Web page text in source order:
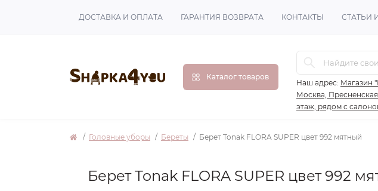
ДОСТАВКА И ОПЛАТА ГАРАНТИЯ ВОЗВРАТА КОНТАКТЫ СТАТЬИ
Каталог товаров
Наш адрес: Магазин
Москва,
этаж, рядом с
Головные уборы Береты Берет Tonak FLORA SUPER цвет 992 мятный
Берет Tonak FLORA SUPER цвет 992